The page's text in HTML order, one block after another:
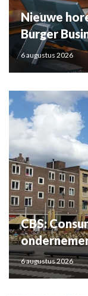
Nieuwe
Burger
6 augustus 2026
CBS:
6 augustus 2026